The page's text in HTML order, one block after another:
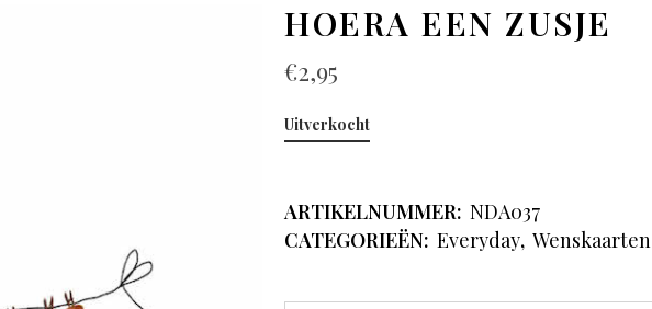
HOERA EEN ZUSJE
€2,95
Uitverkocht
ARTIKELNUMMER: NDA037
CATEGORIEËN: Everyday, Wenskaarten